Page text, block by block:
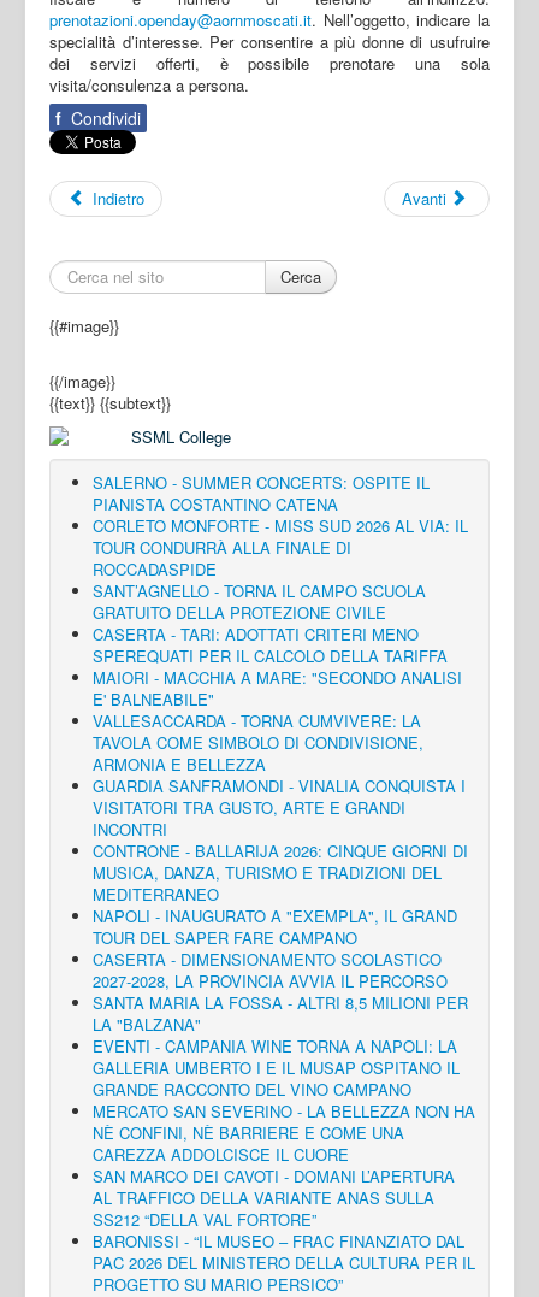
prenotazioni.openday@aornmoscati.it. Nell’oggetto, indicare la
specialità d’interesse. Per consentire a più donne di usufruire
dei servizi offerti, è possibile prenotare una sola
visita/consulenza a persona.
f Condividi
Indietro Avanti
Cerca
{{#image}}
{{/image}}
{{text}} {{subtext}}
SALERNO - SUMMER CONCERTS: OSPITE IL
PIANISTA COSTANTINO CATENA
CORLETO MONFORTE - MISS SUD 2026 AL VIA: IL
TOUR CONDURRÀ ALLA FINALE DI
ROCCADASPIDE
SANT’AGNELLO - TORNA IL CAMPO SCUOLA
GRATUITO DELLA PROTEZIONE CIVILE
CASERTA - TARI: ADOTTATI CRITERI MENO
SPEREQUATI PER IL CALCOLO DELLA TARIFFA
MAIORI - MACCHIA A MARE: "SECONDO ANALISI
E' BALNEABILE"
VALLESACCARDA - TORNA CUMVIVERE: LA
TAVOLA COME SIMBOLO DI CONDIVISIONE,
ARMONIA E BELLEZZA
GUARDIA SANFRAMONDI - VINALIA CONQUISTA I
VISITATORI TRA GUSTO, ARTE E GRANDI
INCONTRI
CONTRONE - BALLARIJA 2026: CINQUE GIORNI DI
MUSICA, DANZA, TURISMO E TRADIZIONI DEL
MEDITERRANEO
NAPOLI - INAUGURATO A "EXEMPLA", IL GRAND
TOUR DEL SAPER FARE CAMPANO
CASERTA - DIMENSIONAMENTO SCOLASTICO
2027-2028, LA PROVINCIA AVVIA IL PERCORSO
SANTA MARIA LA FOSSA - ALTRI 8,5 MILIONI PER
LA "BALZANA"
EVENTI - CAMPANIA WINE TORNA A NAPOLI: LA
GALLERIA UMBERTO I E IL MUSAP OSPITANO IL
GRANDE RACCONTO DEL VINO CAMPANO
MERCATO SAN SEVERINO - LA BELLEZZA NON HA
NÈ CONFINI, NÈ BARRIERE E COME UNA
CAREZZA ADDOLCISCE IL CUORE
SAN MARCO DEI CAVOTI - DOMANI L’APERTURA
AL TRAFFICO DELLA VARIANTE ANAS SULLA
SS212 “DELLA VAL FORTORE”
BARONISSI - “IL MUSEO – FRAC FINANZIATO DAL
PAC 2026 DEL MINISTERO DELLA CULTURA PER IL
PROGETTO SU MARIO PERSICO”